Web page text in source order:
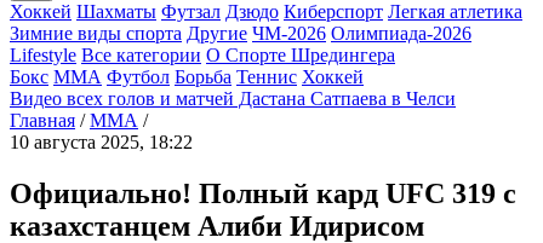
Хоккей Шахматы Футзал Дзюдо Киберспорт Легкая атлетика
Зимние виды спорта Другие ЧМ-2026 Олимпиада-2026
Lifestyle Все категории О Спорте Шредингера
Бокс ММА Футбол Борьба Теннис Хоккей
Видео всех голов и матчей Дастана Сатпаева в Челси
Главная / ММА /
10 августа 2025, 18:22
Официально! Полный кард UFC 319 с
казахстанцем Алиби Идирисом